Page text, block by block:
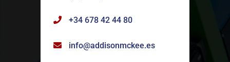
+34 678 42 44 80
info@addisonmckee.es